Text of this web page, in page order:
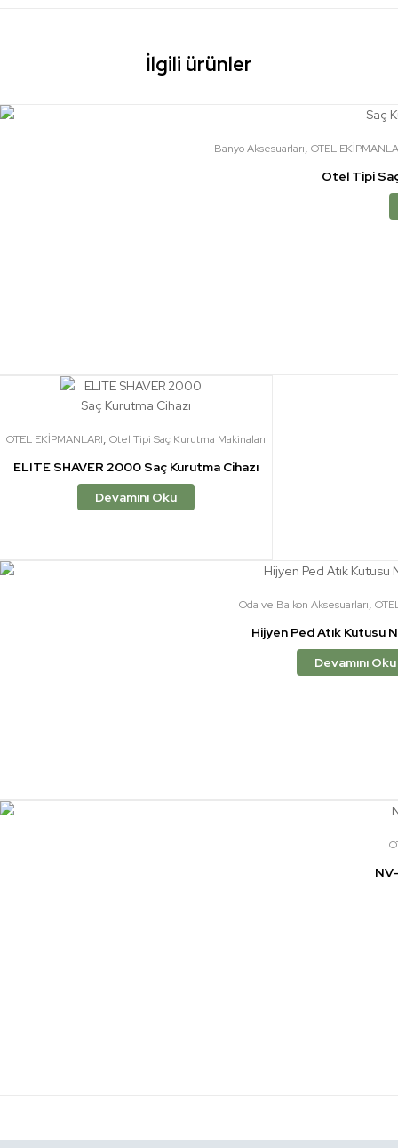
İlgili ürünler
Banyo Aksesuarları, OTEL
Otel Tipi
OTEL EKİPMANLARI, Otel Tipi Saç Kurutma Makinaları
ELITE SHAVER 2000 Saç Kurutma Cihazı
Devamını Oku
Oda ve Balkon Aksesuarları,
Hijyen Ped Atık Kutusu
Devamını Oku